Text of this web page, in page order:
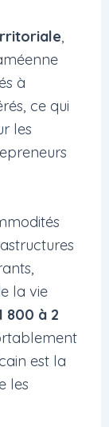
,
à
ce qui
les
la vie
800 à 2
est la
les